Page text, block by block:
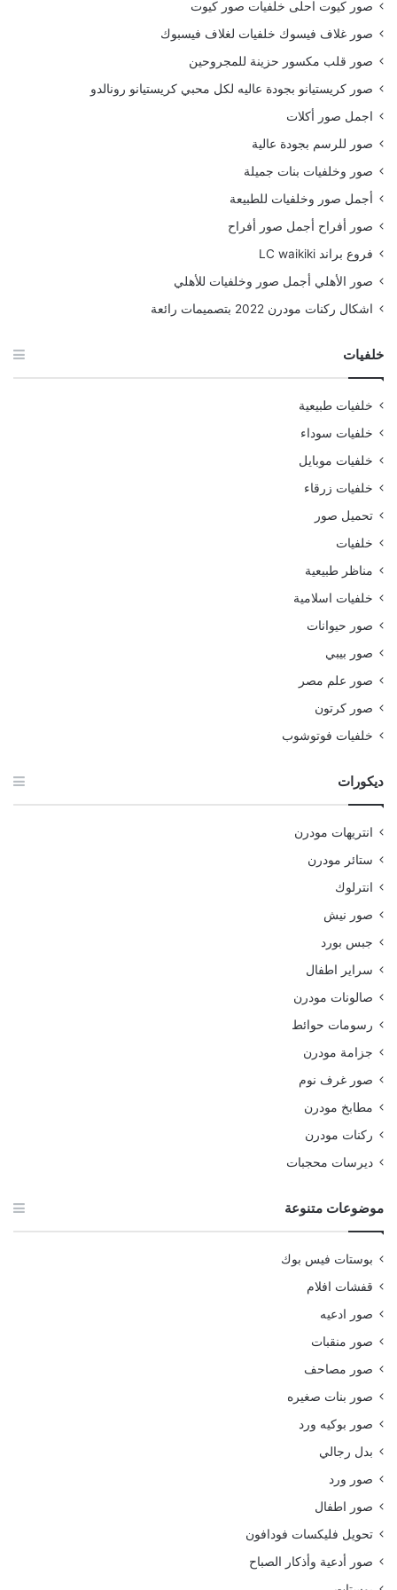
صور كيوت احلى خلفيات صور كيوت
صور غلاف فيسوك خلفيات لغلاف فيسبوك
صور قلب مكسور حزينة للمجروحين
صور كريستيانو بجودة عاليه لكل محبي كريستيانو رونالدو
اجمل صور أكلات
صور للرسم بجودة عالية
صور وخلفيات بنات جميلة
أجمل صور وخلفيات للطبيعة
صور أفراح أجمل صور أفراح
فروع براند LC waikiki
صور الأهلي أجمل صور وخلفيات للأهلي
اشكال ركنات مودرن 2022 بتصميمات رائعة
خلفيات
خلفيات طبيعية
خلفيات سوداء
خلفيات موبايل
خلفيات زرقاء
تحميل صور
خلفيات
مناظر طبيعية
خلفيات اسلامية
صور حيوانات
صور بيبي
صور علم مصر
صور كرتون
خلفيات فوتوشوب
ديكورات
انتريهات مودرن
ستائر مودرن
انترلوك
صور نيش
جبس بورد
سراير اطفال
صالونات مودرن
رسومات حوائط
جزامة مودرن
صور غرف نوم
مطابخ مودرن
ركنات مودرن
ديرسات محجبات
موضوعات متنوعة
بوستات فيس بوك
قفشات افلام
صور ادعيه
صور منقبات
صور مصاحف
صور بنات صغيره
صور بوكيه ورد
بدل رجالي
صور ورد
صور اطفال
تحويل فليكسات فودافون
صور أدعية وأذكار الصباح